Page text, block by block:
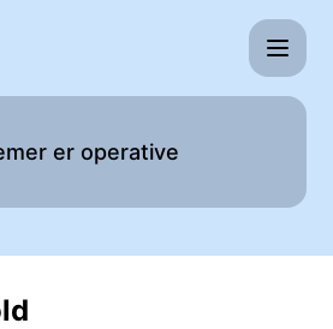
– Vedlikeholdsdetaljer
er operative